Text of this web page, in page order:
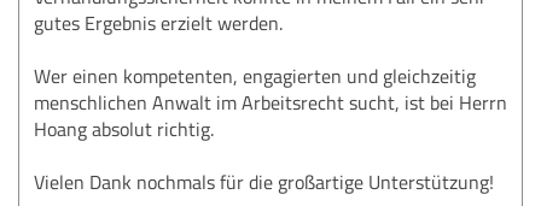
gutes Ergebnis erzielt werden.
Wer einen kompetenten, engagierten und gleichzeitig
menschlichen Anwalt im Arbeitsrecht sucht, ist bei Herrn
Hoang absolut richtig.
Vielen Dank nochmals für die großartige Unterstützung!